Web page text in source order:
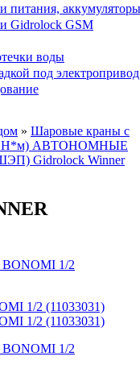
питания, аккумуляторы
Gidrolock GSM
воды
под электропривод
» Шаровые краны с
Н*м) АВТОНОМНЫЕ
Gidrolock Winner